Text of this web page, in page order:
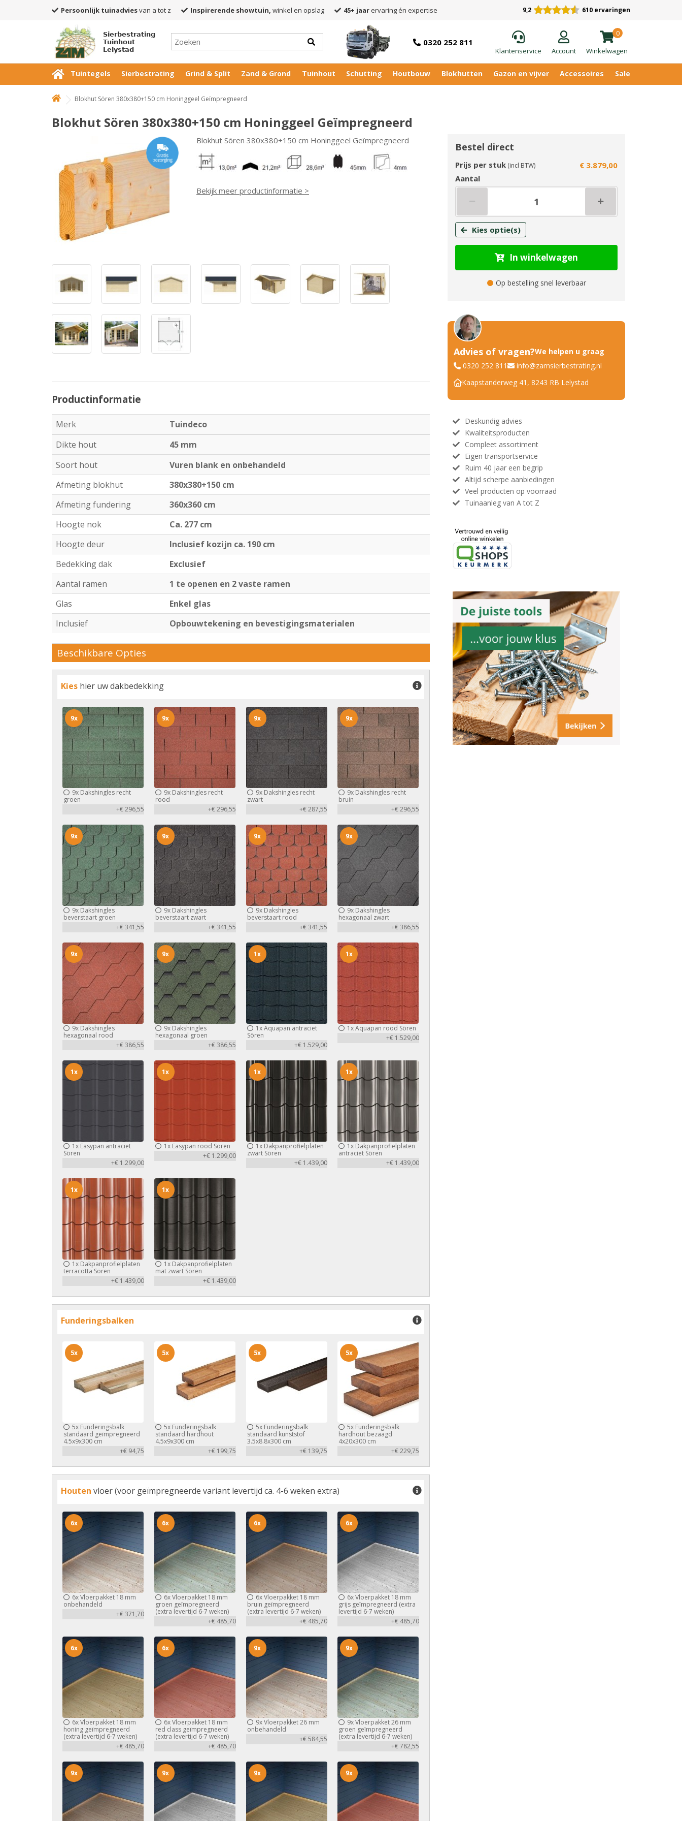
Persoonlijk tuinadviesvan a tot z Inspirerende showtuin, winkel en opslag 45+ jaar ervaring én expertise 9,2 610 ervaringen
Sierbestrating
Tuinhout
Lelystad
0320 252 811
Klantenservice Account
0
Winkelwagen
Tuintegels Sierbestrating Grind & Split Zand & Grond Tuinhout Schutting Houtbouw Blokhutten Gazon en vijver Accessoires Sale
Blokhut Sören 380x380+150 cm Honinggeel Geïmpregneerd
Blokhut Sören 380x380+150 cm Honinggeel Geïmpregneerd
Blokhut Sören 380x380+150 cm Honinggeel Geïmpregneerd
Bekijk meer productinformatie >
Productinformatie
Merk
Tuindeco
Dikte hout
45 mm
Soort hout
Vuren blank en onbehandeld
Afmeting blokhut
380x380+150 cm
Afmeting fundering
360x360 cm
Hoogte nok
Ca. 277 cm
Hoogte deur
Inclusief kozijn ca. 190 cm
Bedekking dak
Exclusief
Aantal ramen
1 te openen en 2 vaste ramen
Glas
Enkel glas
Inclusief
Opbouwtekening en bevestigingsmaterialen
Beschikbare Opties
Kies hier uw dakbedekking
9x Dakshingles recht
groen
+€ 296,55
9x
9xDakshingles recht
rood
+€ 296,55
9x
9xDakshingles recht
zwart
+€ 287,55
9x
9x Dakshingles recht
bruin
+€ 296,55
9x
9x Dakshingles
beverstaart groen
+€ 341,55
9x
9xDakshingles
beverstaart zwart
+€ 341,55
9x
9xDakshingles
beverstaart rood
+€ 341,55
9x
9x Dakshingles
hexagonaal zwart
+€ 386,55
9x
9x Dakshingles
hexagonaal rood
+€ 386,55
9x
9xDakshingles
hexagonaal groen
+€ 386,55
9x
1xAquapan antraciet
Sören
+€ 1.529,00
1x
1xAquapan rood Sören
+€ 1.529,00
1x
1x Easypan antraciet
Sören
+€ 1.299,00
1x
1xEasypan rood Sören
+€ 1.299,00
1x
1xDakpanprofielplaten
zwart Sören
+€ 1.439,00
1x
1x Dakpanprofielplaten
antraciet Sören
+€ 1.439,00
1x
1x Dakpanprofielplaten
terracotta Sören
+€ 1.439,00
1x
1xDakpanprofielplaten
mat zwart Sören
+€ 1.439,00
1x
Funderingsbalken
5x Funderingsbalk
standaard geïmpregneerd
4.5x9x300 cm
+€ 94,75
5x
5xFunderingsbalk
standaard hardhout
4.5x9x300 cm
+€ 199,75
5x
5xFunderingsbalk
standaard kunststof
3.5x8.8x300 cm
+€ 139,75
5x
5x Funderingsbalk
hardhout bezaagd
4x20x300 cm
+€ 229,75
5x
Houten vloer (voor geïmpregneerde variant levertijd ca. 4-6 weken extra)
6xVloerpakket 18 mm
onbehandeld
+€ 371,70
6x
6xVloerpakket 18 mm
groen geïmpregneerd
(extra levertijd 6-7 weken)
+€ 485,70
6x
6xVloerpakket 18 mm
bruin geïmpregneerd
(extra levertijd 6-7 weken)
+€ 485,70
6x
6xVloerpakket 18 mm
grijs geïmpregneerd (extra
levertijd 6-7 weken)
+€ 485,70
6x
6xVloerpakket 18 mm
honing geïmpregneerd
(extra levertijd 6-7 weken)
+€ 485,70
6x
6xVloerpakket 18 mm
red class geïmpregneerd
(extra levertijd 6-7 weken)
+€ 485,70
6x
9xVloerpakket 26 mm
onbehandeld
+€ 584,55
9x
9xVloerpakket 26 mm
groen geïmpregneerd
(extra levertijd 6-7 weken)
+€ 782,55
9x
9x 9x 9x 9x
Bestel direct
Prijs per stuk (incl BTW)
€ 3.879,00
Aantal
Kies optie(s)
In winkelwagen
Op bestelling snel leverbaar
Advies of vragen?We helpen u graag
0320 252 811
info@zamsierbestrating.nl
Kaapstanderweg 41, 8243 RB Lelystad
Deskundig advies
Kwaliteitsproducten
Compleet assortiment
Eigen transportservice
Ruim 40 jaar een begrip
Altijd scherpe aanbiedingen
Veel producten op voorraad
Tuinaanleg van A tot Z